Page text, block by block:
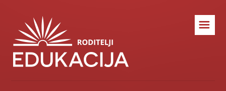
☰